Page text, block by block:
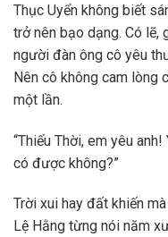
Thục Uyển không biết
trở nên bạo dạng. Có lẽ,
người đàn ông cô yêu
Nên cô không cam lòng
một lần.
“Thiếu Thời, em yêu
có được không?”
Trời xui hay đất khiến
Lệ Hằng từng nói năm